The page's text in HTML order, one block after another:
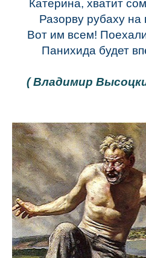
Катерина, хватит
Разорву рубаху
Вот им всем!
Панихида будет
( Владимир